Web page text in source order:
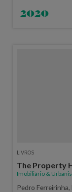
2020
LIVROS
The Property
Imobiliário &
Pedro